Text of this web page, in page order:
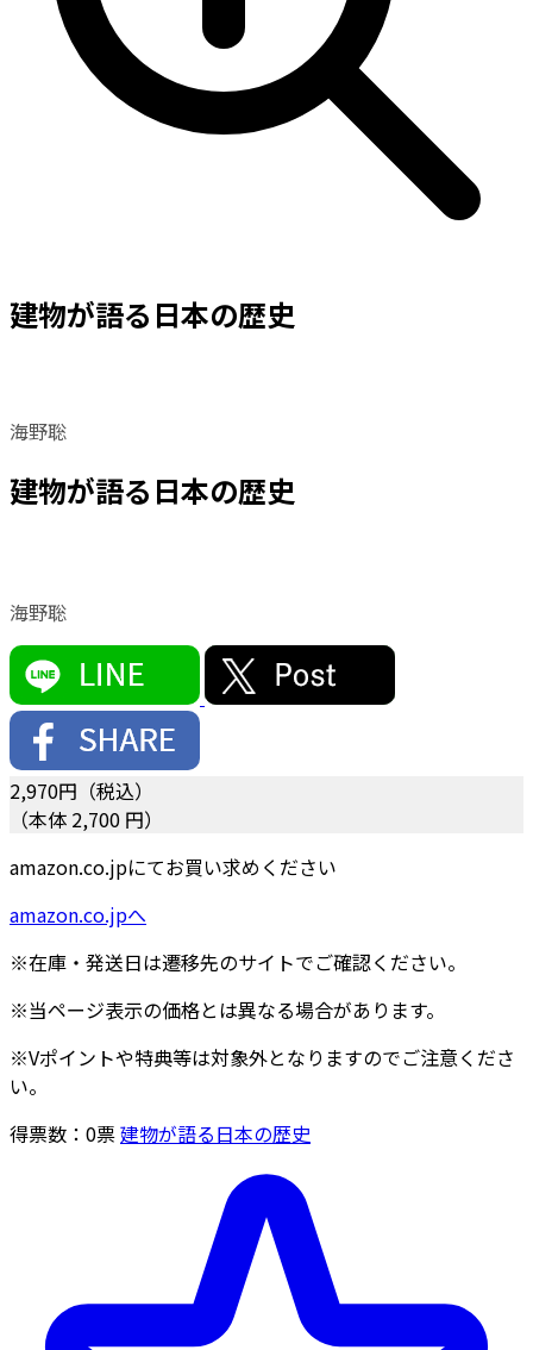
建物が語る日本の歴史
海野聡
建物が語る日本の歴史
海野聡
2,970円（税込）
（本体 2,700 円）
amazon.co.jpにてお買い求めください
amazon.co.jpへ
※在庫・発送日は遷移先のサイトでご確認ください。
※当ページ表示の価格とは異なる場合があります。
※Vポイントや特典等は対象外となりますのでご注意くださ
い。
得票数： 0票建物が語る日本の歴史